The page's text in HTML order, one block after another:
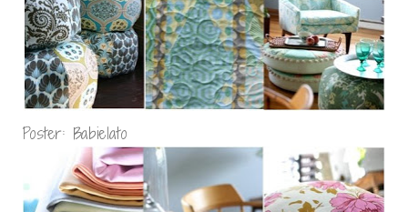
Poster: Babielato